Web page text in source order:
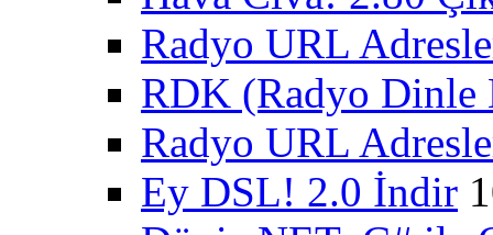
Radyo URL
RDK (Radyo Dinle
Radyo URL
Ey DSL! 2.0 İndir